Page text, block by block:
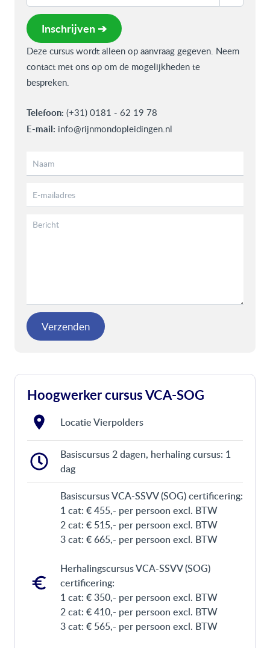
Inschrijven ➔
Deze cursus wordt alleen op aanvraag gegeven. Neem
contact met ons op om de mogelijkheden te
bespreken.
Telefoon: (+31) 0181 - 62 19 78
E-mail: info@rijnmondopleidingen.nl
Verzenden
Hoogwerker cursus VCA-SOG
Locatie Vierpolders
Basiscursus 2 dagen, herhaling cursus: 1
dag
Basiscursus VCA-SSVV (SOG) certificering:
1 cat: € 455,- per persoon excl. BTW
2 cat: € 515,- per persoon excl. BTW
3 cat: € 665,- per persoon excl. BTW
Herhalingscursus VCA-SSVV (SOG)
certificering:
1 cat: € 350,- per persoon excl. BTW
2 cat: € 410,- per persoon excl. BTW
3 cat: € 565,- per persoon excl. BTW